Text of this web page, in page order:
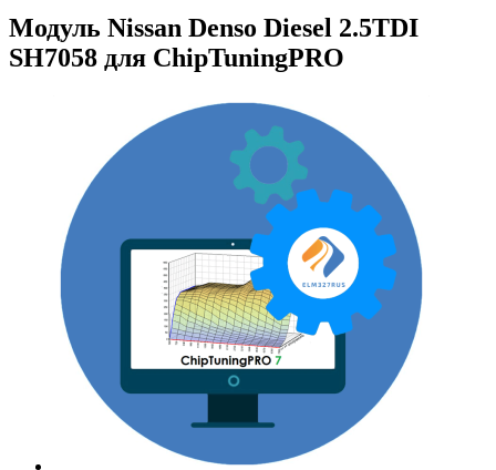
Модуль Nissan Denso Diesel 2.5TDI
SH7058 для ChipTuningPRO